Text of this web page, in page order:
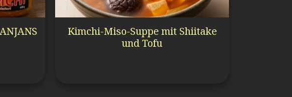
Kimchi-Miso-Suppe mit Shiitake
und Tofu